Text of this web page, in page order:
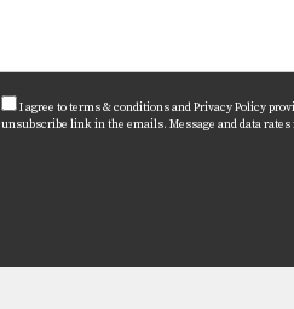
Sí, Miami tiene un mercado
I agree to terms & conditions and Privacy Policy
unsubscribe link in the emails. Message and data rates